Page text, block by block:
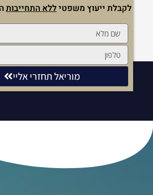
לקבלת ייעוץ משפטיללא התחייבות
מוריאל תחזרי אליי